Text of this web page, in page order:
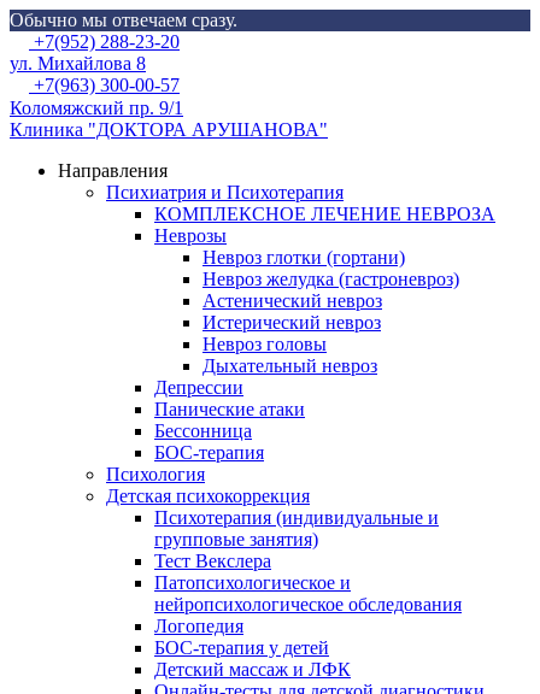
Обычно мы отвечаем сразу.
Skip
to
content
Menu+7(952) 288-23-20
ул. Михайлова 8
+7(963) 300-00-57
Коломяжский пр. 9/1
Клиника "ДОКТОРА АРУШАНОВА"
Направления
Психиатрия и Психотерапия
КОМПЛЕКСНОЕ ЛЕЧЕНИЕ НЕВРОЗА
Неврозы
Невроз глотки (гортани)
Невроз желудка (гастроневроз)
Астенический невроз
Истерический невроз
Невроз головы
Дыхательный невроз
Депрессии
Панические атаки
Бессонница
БОС-терапия
Психология
Детская психокоррекция
Психотерапия (индивидуальные и
групповые занятия)
Тест Векслера
Патопсихологическое и
нейропсихологическое обследования
Логопедия
БОС-терапия у детей
Детский массаж и ЛФК